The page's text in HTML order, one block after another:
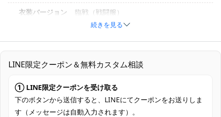
衣装バージョン
臨戦（戦闘服）
S、M、L、XL、XXL
素材
コスプレ専用生地
セット内容
レオタード、手袋、靴下、リボン
発送予定
加工に7～15営業日、配送に5～7営業日
（※土日祝除く）、合計で12～22営業日程
度でお届け
続きを見る
LINE限定クーポン＆無料カスタム相談
① LINE限定クーポンを受け取る
下のボタンから送信すると、LINEにてクーポンをお送りしま
す（メッセージは自動入力されます）。